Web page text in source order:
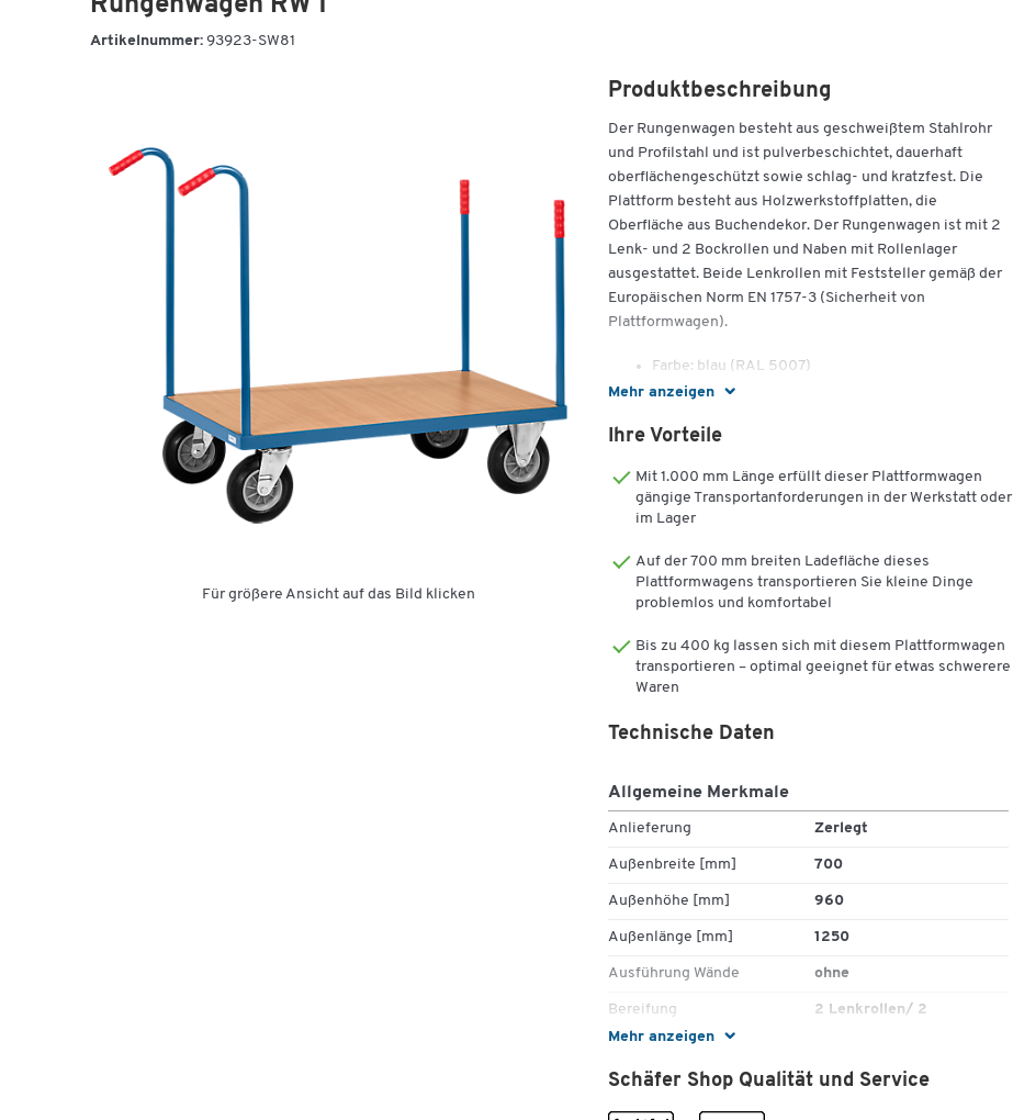
Rungenwagen RW 1
Artikelnummer: 93923-SW81
Für größere Ansicht auf das Bild klicken
Mehr anzeigen
Produktbeschreibung
Der Rungenwagen besteht aus geschweißtem Stahlrohr
und Profilstahl und ist pulverbeschichtet, dauerhaft
oberflächengeschützt sowie schlag- und kratzfest. Die
Plattform besteht aus Holzwerkstoffplatten, die
Oberfläche aus Buchendekor. Der Rungenwagen ist mit 2
Lenk- und 2 Bockrollen und Naben mit Rollenlager
ausgestattet. Beide Lenkrollen mit Feststeller gemäß der
Europäischen Norm EN 1757-3 (Sicherheit von
Plattformwagen).
Farbe: blau (RAL 5007)
Tragkraft: 500 kg
Räder: ø 200 x B 50 mm
"RW 1": Ladefläche (B/L): 1000 x 700 mm,
Außenmaße (B/T/H): 709 x 1250 x 960 mm,
"RW 2": Ladefläche (B/L): 1200 x 800 mm,
Außenmaße (B/T/H): 809 x 1450 x 960 mm,
Gewicht: ca. 37 kg
Ihre Vorteile
Mit 1.000 mm Länge erfüllt dieser Plattformwagen
gängige Transportanforderungen in der Werkstatt oder
im Lager
Auf der 700 mm breiten Ladefläche dieses
Plattformwagens transportieren Sie kleine Dinge
problemlos und komfortabel
Bis zu 400 kg lassen sich mit diesem Plattformwagen
transportieren – optimal geeignet für etwas schwerere
Waren
Mehr anzeigen
Technische Daten
Allgemeine Merkmale
Anlieferung Zerlegt
Außenbreite [mm] 700
Außenhöhe [mm] 960
Außenlänge [mm] 1250
Ausführung Wände ohne
Bereifung
2 Lenkrollen/ 2
ESD (leitfähig)
Schäfer Shop Qualität und Service